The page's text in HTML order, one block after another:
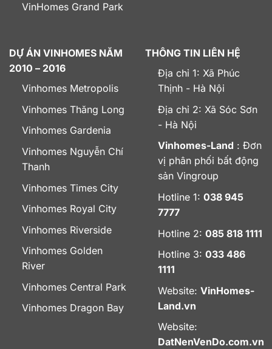
VinHomes Grand Park
DỰ ÁN VINHOMES NĂM
2010 – 2016
Vinhomes Metropolis
Vinhomes Thăng Long
Vinhomes Gardenia
Vinhomes Nguyễn Chí
Thanh
Vinhomes Times City
Vinhomes Royal City
Vinhomes Riverside
Vinhomes Golden
River
Vinhomes Central Park
Vinhomes Dragon Bay
THÔNG TIN LIÊN HỆ
Địa chỉ 1: Xã Phúc
Thịnh - Hà Nội
Địa chỉ 2: Xã Sóc Sơn
- Hà Nội
Vinhomes-Land : Đơn
vị phân phối bất động
sản Vingroup
Hotline 1: 038 945
7777
Hotline 2: 085 818 1111
Hotline 3: 033 486
1111
Website: VinHomes-
Land.vn
Website:
DatNenVenDo.com.vn